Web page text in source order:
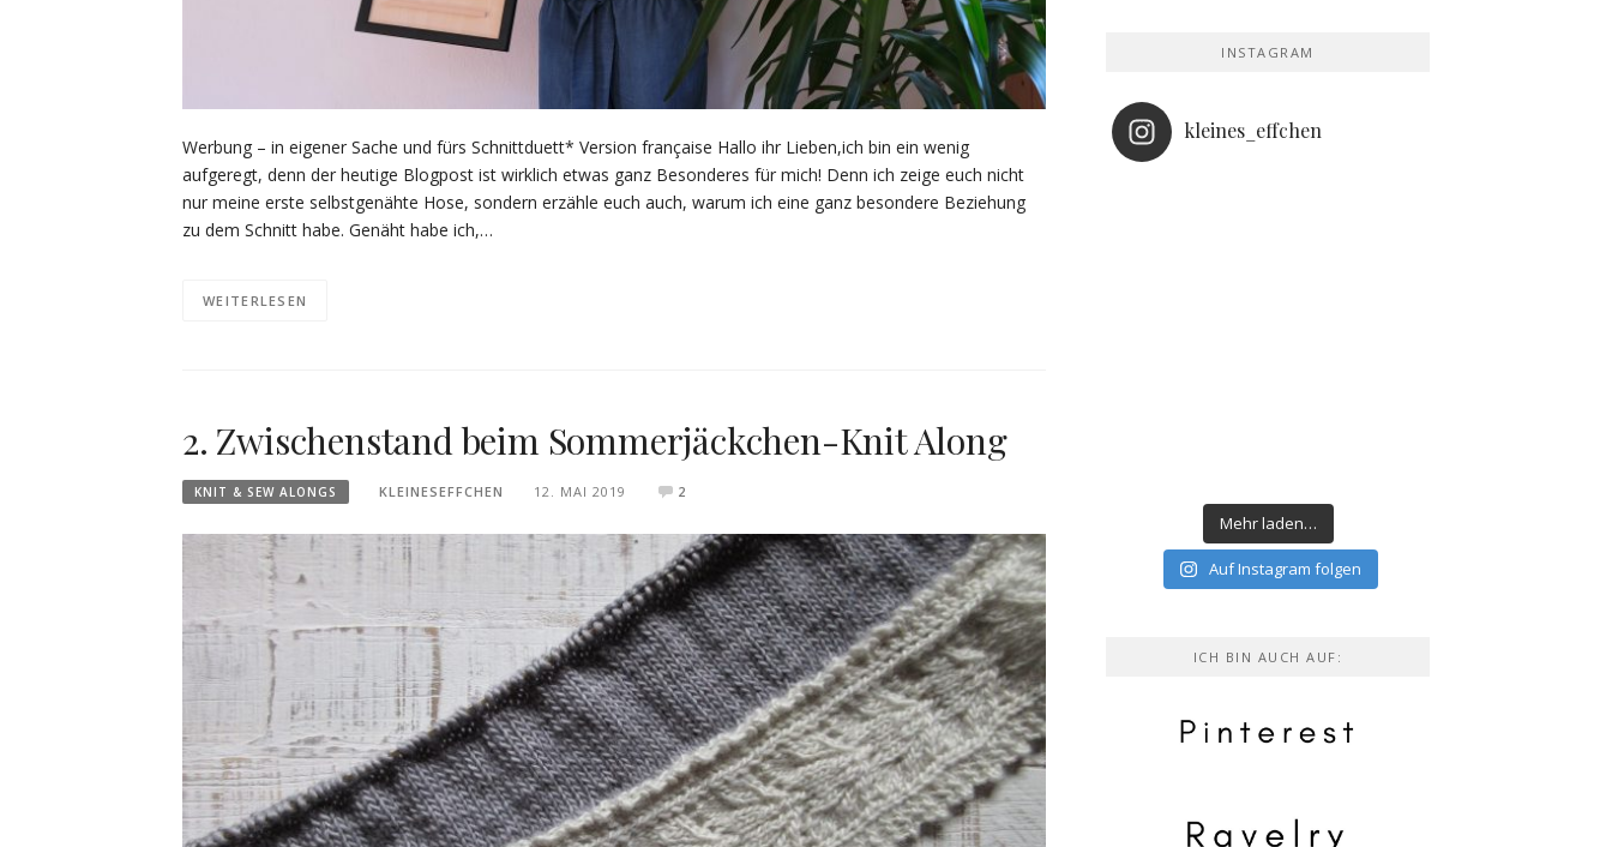
Werbung – in eigener Sache und fürs Schnittduett* Version française Hallo ihr Lieben,ich bin ein wenig
aufgeregt, denn der heutige Blogpost ist wirklich etwas ganz Besonderes für mich! Denn ich zeige euch nicht
nur meine erste selbstgenähte Hose, sondern erzähle euch auch, warum ich eine ganz besondere Beziehung
zu dem Schnitt habe. Genäht habe ich,…
WEITERLESEN
2. Zwischenstand beim Sommerjäckchen-Knit Along
KNIT & SEW ALONGS KLEINESEFFCHEN 12. MAI 2019 2
INSTAGRAM
kleines_effchen
Mehr laden…
Auf Instagram folgen
ICH BIN AUCH AUF: